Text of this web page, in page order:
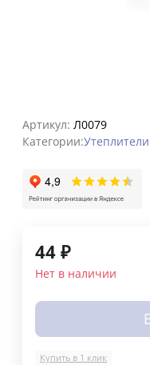
Артикул: Л0079
Категории:Утеплители
44 ₽
Нет в наличии
Купить в 1 клик